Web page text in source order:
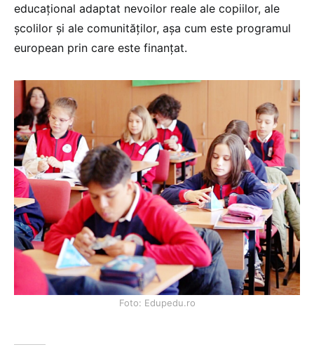
educațional adaptat nevoilor reale ale copiilor, ale
școlilor și ale comunităților, așa cum este programul
european prin care este finanțat.
Foto: Edupedu.ro